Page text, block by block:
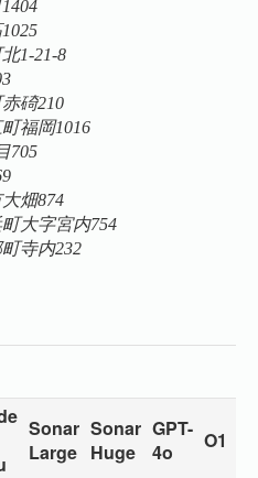
1-21-8
碕210
福岡1016
705
畑874
大字宮内754
寺内232
Sonar
Large
Sonar
Huge
GPT-
4o
O1